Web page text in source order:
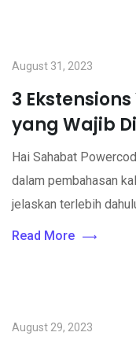
August 31, 2023
3
yang Wajib
Hai Sahabat
dalam pembahasan
jelaskan terlebih
Read More
August 29, 2023